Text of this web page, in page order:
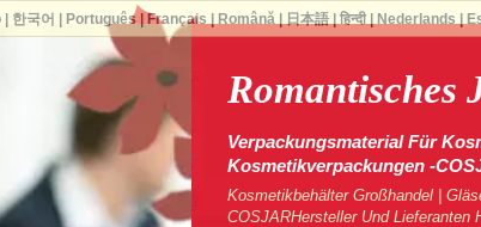
Romantisches
Verpackungsmaterial Für
Kosmetikverpackungen -
Kosmetikbehälter Großhandel |
COSJARHersteller Und Lieferanten
| 한국어 Português Français Română| 日本語| हिन्दी| Nederlands